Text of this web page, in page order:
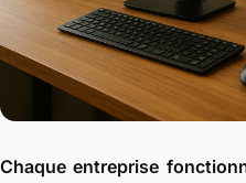
Chaque entreprise